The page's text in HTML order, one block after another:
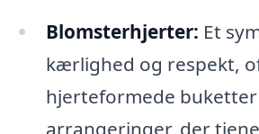
Blomsterhjerter: Et
kærlighed og respekt,
hjerteformede
arrangeringer, der